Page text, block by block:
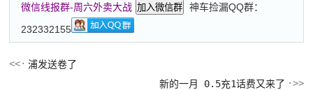
微信线报群-周六外卖大战 加入微信群
神车捡漏QQ群：
232332155
浦发送卷了
新的一月 0.5充1话费又来了